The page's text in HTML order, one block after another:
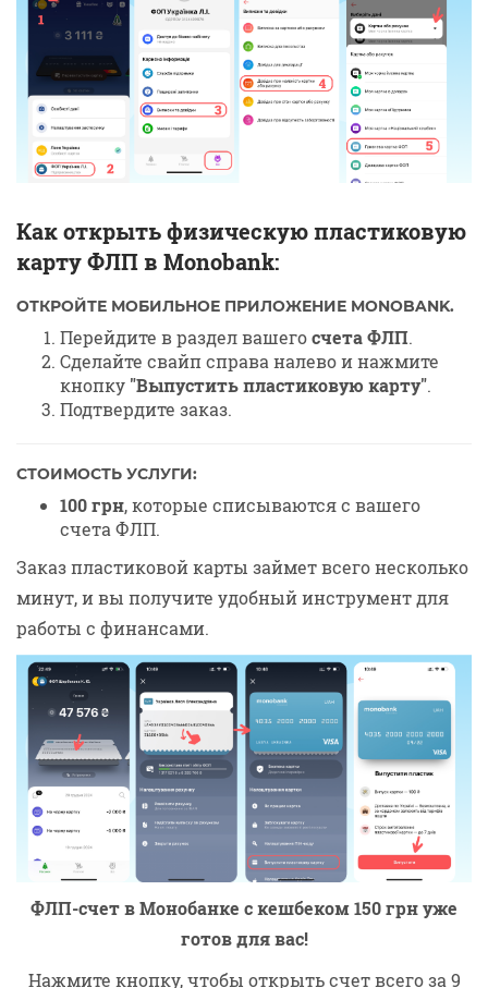
Как открыть физическую пластиковую
карту ФЛП в Monobank:
ОТКРОЙТЕ МОБИЛЬНОЕ ПРИЛОЖЕНИЕ MONOBANK.
Перейдите в раздел вашегосчета ФЛП.
Сделайте свайп справа налево и нажмите
кнопку "Выпустить пластиковую карту".
Подтвердите заказ.
СТОИМОСТЬ УСЛУГИ:
100 грн, которые списываются с вашего
счета ФЛП.
Заказ пластиковой карты займет всего несколько
минут, и вы получите удобный инструмент для
работы с финансами.
ФЛП-счет в Монобанке с кешбеком 150 грн уже
готов для вас!
Нажмите кнопку, чтобы открыть счет всего за 9